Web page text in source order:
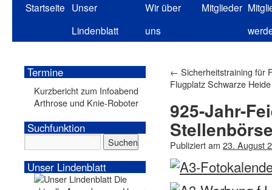
Startseite Unser
Lindenblatt
Wir über
uns
Mitglieder
← Sicherheitstraining für
Flugplatz Schwarze Heide
925-Jahr-
Publiziert am 23. August
Termine
Kurzbericht zum Infoabend
Arthrose und Knie-Roboter
Suchfunktion
Unser Lindenblatt